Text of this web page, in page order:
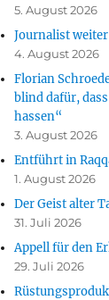
5. August 2026
Journalist
4. August 2026
Florian
blind dafür,
hassen“
3. August 2026
Entführt in
1. August 2026
Der Geist alter
31. Juli 2026
Appell für den
29. Juli 2026